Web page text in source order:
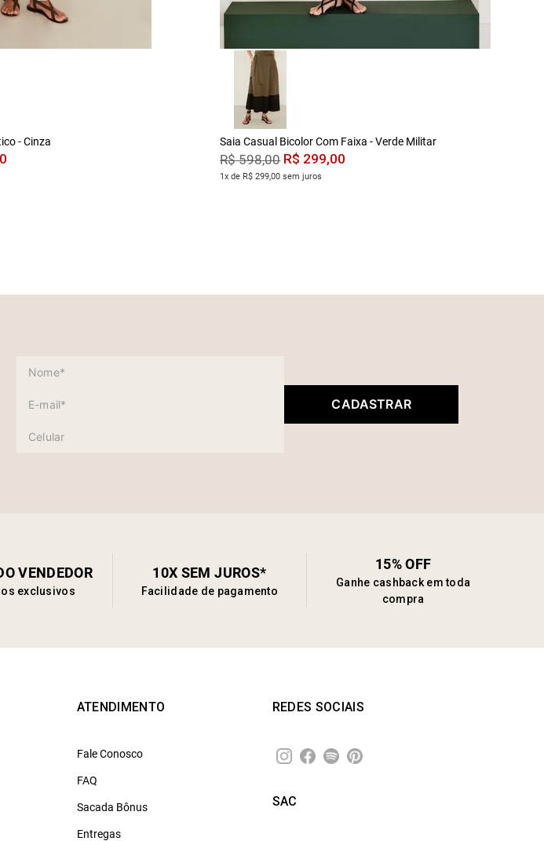
- Cinza Saia Casual Bicolor Com Faixa - Verde Militar
R$ 598,00 R$ 299,00
1x de R$ 299,00 sem juros
CADASTRAR
VENDEDOR
exclusivos
10X SEM JUROS*
Facilidade de pagamento
15% OFF
Ganhe cashback em toda
compra
ATENDIMENTO
Fale Conosco
FAQ
Sacada Bônus
Entregas
REDES SOCIAIS
SAC